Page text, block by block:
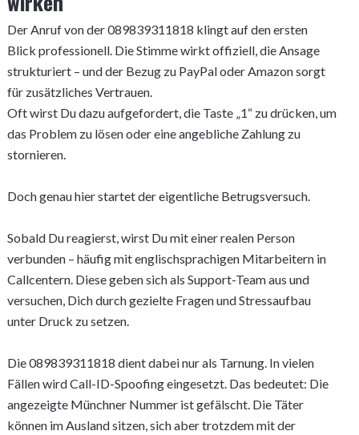
Der Anruf von der 089839311818 klingt auf den ersten
Blick professionell. Die Stimme wirkt offiziell, die Ansage
strukturiert – und der Bezug zu PayPal oder Amazon sorgt
für zusätzliches Vertrauen.
Oft wirst Du dazu aufgefordert, die Taste „1“ zu drücken, um
das Problem zu lösen oder eine angebliche Zahlung zu
stornieren.
Doch genau hier startet der eigentliche Betrugsversuch.
Sobald Du reagierst, wirst Du mit einer realen Person
verbunden – häufig mit englischsprachigen Mitarbeitern in
Callcentern. Diese geben sich als Support-Team aus und
versuchen, Dich durch gezielte Fragen und Stressaufbau
unter Druck zu setzen.
Die 089839311818 dient dabei nur als Tarnung. In vielen
Fällen wird Call-ID-Spoofing eingesetzt. Das bedeutet: Die
angezeigte Münchner Nummer ist gefälscht. Die Täter
können im Ausland sitzen, sich aber trotzdem mit der